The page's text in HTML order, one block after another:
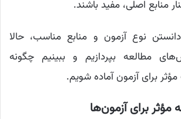
منابع اصلی، مفید باشند.
نوع آزمون و منابع مناسب، حالا
مطالعه بپردازیم و ببینیم چگونه
برای آزمون آماده شویم.
برای آزمون‌ها